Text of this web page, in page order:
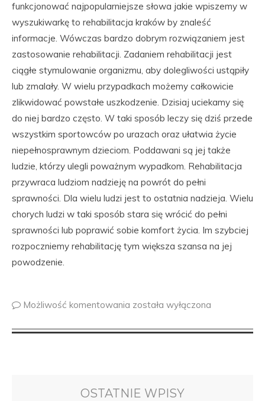
funkcjonować najpopularniejsze słowa jakie wpiszemy w
wyszukiwarkę to rehabilitacja kraków by znaleść
informacje. Wówczas bardzo dobrym rozwiązaniem jest
zastosowanie rehabilitacji. Zadaniem rehabilitacji jest
ciągłe stymulowanie organizmu, aby dolegliwości ustąpiły
lub zmalały. W wielu przypadkach możemy całkowicie
zlikwidować powstałe uszkodzenie. Dzisiaj uciekamy się
do niej bardzo często. W taki sposób leczy się dziś przede
wszystkim sportowców po urazach oraz ułatwia życie
niepełnosprawnym dzieciom. Poddawani są jej także
ludzie, którzy ulegli poważnym wypadkom. Rehabilitacja
przywraca ludziom nadzieję na powrót do pełni
sprawności. Dla wielu ludzi jest to ostatnia nadzieja. Wielu
chorych ludzi w taki sposób stara się wrócić do pełni
sprawności lub poprawić sobie komfort życia. Im szybciej
rozpoczniemy rehabilitację tym większa szansa na jej
powodzenie.
Możliwość komentowania została wyłączona
OSTATNIE WPISY